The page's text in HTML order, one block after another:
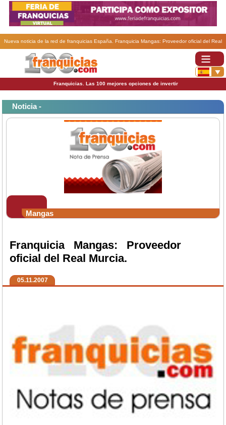
Nueva noticia de la red de franquicias España. Franquicia Mangas: Proveedor oficial del Real
Franquicias. Las 100 mejores opciones de invertir
Noticia -
Mangas
Franquicia Mangas: Proveedor
oficial del Real Murcia.
05.11.2007